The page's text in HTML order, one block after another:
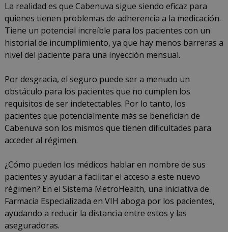
La realidad es que Cabenuva sigue siendo eficaz para
quienes tienen problemas de adherencia a la medicación.
Tiene un potencial increíble para los pacientes con un
historial de incumplimiento, ya que hay menos barreras a
nivel del paciente para una inyección mensual.
Por desgracia, el seguro puede ser a menudo un
obstáculo para los pacientes que no cumplen los
requisitos de ser indetectables. Por lo tanto, los
pacientes que potencialmente más se benefician de
Cabenuva son los mismos que tienen dificultades para
acceder al régimen.
¿Cómo pueden los médicos hablar en nombre de sus
pacientes y ayudar a facilitar el acceso a este nuevo
régimen? En el Sistema MetroHealth, una iniciativa de
Farmacia Especializada en VIH aboga por los pacientes,
ayudando a reducir la distancia entre estos y las
aseguradoras.